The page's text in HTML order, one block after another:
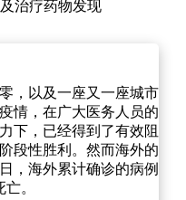
治疗药物发现
，以及一座又一座城市的
情，在广大医务人员的日
下，已经得到了有效阻
段性胜利。然而海外的疫
，海外累计确诊的病例已
。